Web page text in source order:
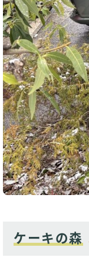
ケーキの森